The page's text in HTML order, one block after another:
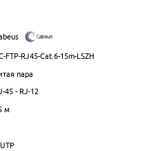
FTP-RJ45-Cat.6-15m-LSZH
пара
45 - RJ-12
м